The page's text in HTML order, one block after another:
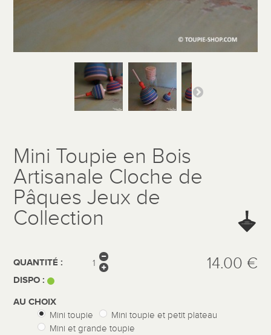
Mini Toupie en Bois
Artisanale Cloche de
Pâques Jeux de
Collection
QUANTITÉ :
DISPO :
14.00 €
AU CHOIX
Mini toupie
Mini toupie et petit plateau
Mini et grande toupie